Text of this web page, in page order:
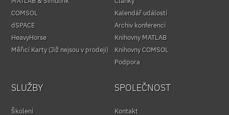
COMSOL
dSPACE
HeavyHorse
Měřicí Karty (Již nejsou v prodeji)
Kalendář událostí
Archiv konferencí
Knihovny MATLAB
Knihovny COMSOL
Podpora
SLUŽBY
Školení
SPOLEČNOST
Kontakt